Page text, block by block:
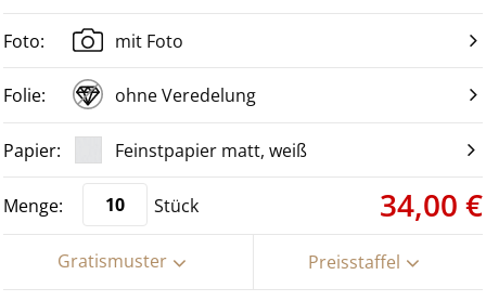
mit Foto
ohne Veredelung
Feinstpapier matt, weiß
Stück 34,00 €
Gratismuster Preisstaffel